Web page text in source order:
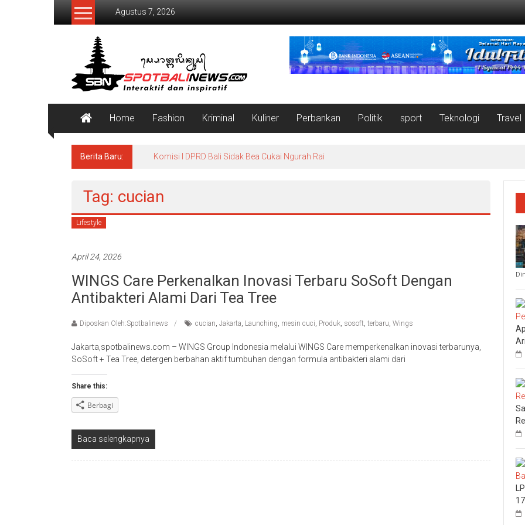
Lompat
Agustus 7, 2026
SpotBaliNews
Home Fashion Kriminal Kuliner Perbankan Politik sport Teknologi Travel
Berita Baru: Komisi I DPRD Bali Sidak Bea Cukai Ngurah Rai
Tag: cucian
Lifestyle
April 24, 2026
WINGS Care Perkenalkan Inovasi Terbaru SoSoft Dengan
Antibakteri Alami Dari Tea Tree
Diposkan Oleh:Spotbalinews cucian, Jakarta, Launching, mesin cuci, Produk, sosoft, terbaru, Wings
Jakarta,spotbalinews.com – WINGS Group Indonesia melalui WINGS Care memperkenalkan inovasi terbarunya,
SoSoft + Tea Tree, detergen berbahan aktif tumbuhan dengan formula antibakteri alami dari
Share this:
Berbagi
Baca selengkapnya